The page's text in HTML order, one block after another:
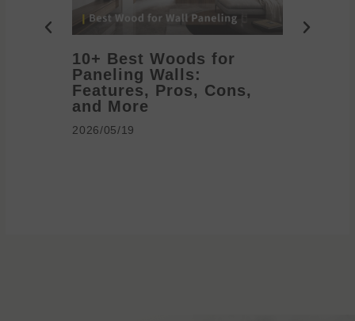
10+ Best Woods for
Paneling Walls:
Features, Pros, Cons,
and More
2026/05/19